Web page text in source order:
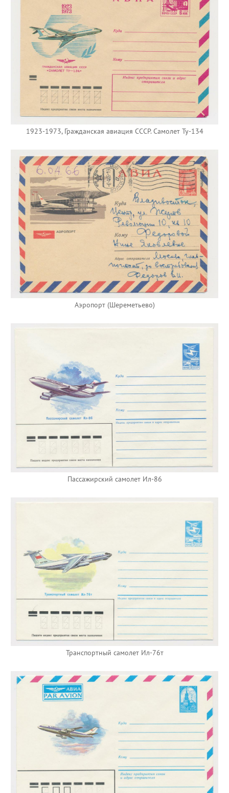
1923-1973, Гражданская авиация СССР. Самолет Ту-134
Аэропорт (Шереметьево)
Пассажирский самолет Ил-86
Транспортный самолет Ил-76т